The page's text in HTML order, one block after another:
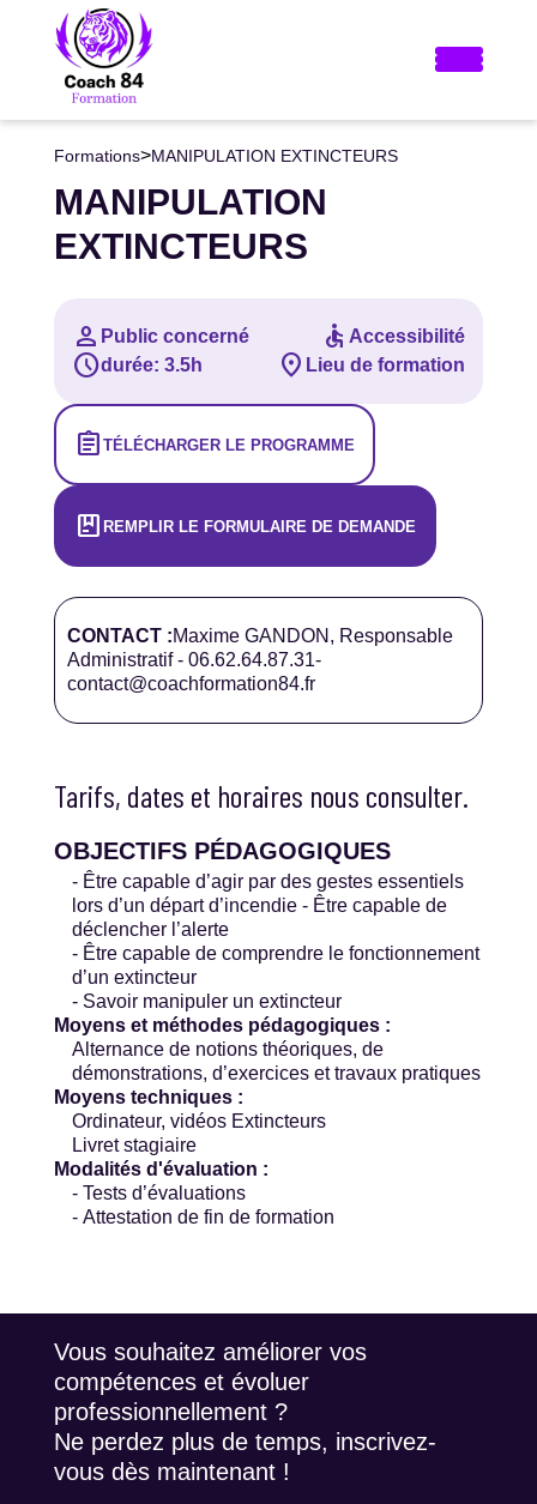
Formations>MANIPULATION EXTINCTEURS
MANIPULATION
EXTINCTEURS
person Public concerné accessibleAccessibilité
scheduledurée: 3.5h location_on Lieu de formation
assignment TÉLÉCHARGER LE PROGRAMME
package REMPLIR LE FORMULAIRE DE DEMANDE
CONTACT :Maxime GANDON, Responsable
Administratif - 06.62.64.87.31-
contact@coachformation84.fr
Tarifs, dates et horaires nous consulter.
OBJECTIFS PÉDAGOGIQUES
- Être capable d’agir par des gestes essentiels
lors d’un départ d’incendie - Être capable de
déclencher l’alerte
- Être capable de comprendre le fonctionnement
d’un extincteur
- Savoir manipuler un extincteur
Moyens et méthodes pédagogiques :
Alternance de notions théoriques, de
démonstrations, d’exercices et travaux pratiques
Moyens techniques :
Ordinateur, vidéos Extincteurs
Livret stagiaire
Modalités d'évaluation :
- Tests d’évaluations
- Attestation de fin de formation
Vous souhaitez améliorer vos
compétences et évoluer
professionnellement ?
Ne perdez plus de temps, inscrivez-
vous dès maintenant !